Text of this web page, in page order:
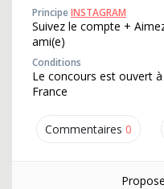
Commentaires 0
PrincipeINSTAGRAM
Suivez le compte +
ami(e)
Conditions
Le concours est ouvert
France